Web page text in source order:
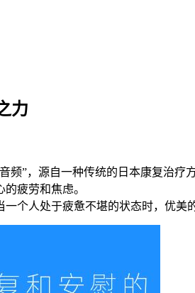
力
频”，源自一种传统的日本康复治
疲劳和焦虑。
个人处于疲惫不堪的状态时，优